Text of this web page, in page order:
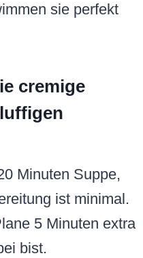
sie perfekt
cremige
Minuten Suppe,
ist minimal.
5 Minuten extra
bist.